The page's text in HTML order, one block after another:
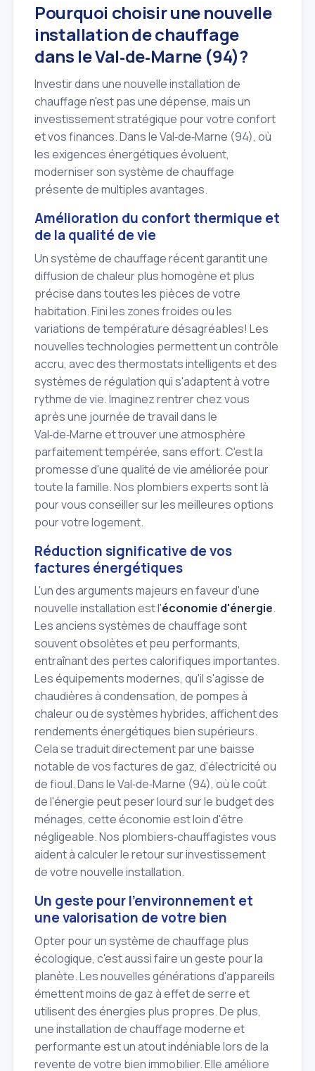
Pourquoi choisir une nouvelle
installation de chauffage
dans le Val‑de‑Marne (94)?
Investir dans une nouvelle installation de
chauffage n'est pas une dépense, mais un
investissement stratégique pour votre confort
et vos finances. Dans le Val‑de‑Marne (94), où
les exigences énergétiques évoluent,
moderniser son système de chauffage
présente de multiples avantages.
Amélioration du confort thermique et
de la qualité de vie
Un système de chauffage récent garantit une
diffusion de chaleur plus homogène et plus
précise dans toutes les pièces de votre
habitation. Fini les zones froides ou les
variations de température désagréables! Les
nouvelles technologies permettent un contrôle
accru, avec des thermostats intelligents et des
systèmes de régulation qui s'adaptent à votre
rythme de vie. Imaginez rentrer chez vous
après une journée de travail dans le
Val‑de‑Marne et trouver une atmosphère
parfaitement tempérée, sans effort. C'est la
promesse d'une qualité de vie améliorée pour
toute la famille. Nos plombiers experts sont là
pour vous conseiller sur les meilleures options
pour votre logement.
Réduction significative de vos
factures énergétiques
L'un des arguments majeurs en faveur d'une
nouvelle installation est l'économie d'énergie.
Les anciens systèmes de chauffage sont
souvent obsolètes et peu performants,
entraînant des pertes calorifiques importantes.
Les équipements modernes, qu'il s'agisse de
chaudières à condensation, de pompes à
chaleur ou de systèmes hybrides, affichent des
rendements énergétiques bien supérieurs.
Cela se traduit directement par une baisse
notable de vos factures de gaz, d'électricité ou
de fioul. Dans le Val‑de‑Marne (94), où le coût
de l'énergie peut peser lourd sur le budget des
ménages, cette économie est loin d'être
négligeable. Nos plombiers‑chauffagistes vous
aident à calculer le retour sur investissement
de votre nouvelle installation.
Un geste pour l'environnement et
une valorisation de votre bien
Opter pour un système de chauffage plus
écologique, c'est aussi faire un geste pour la
planète. Les nouvelles générations d'appareils
émettent moins de gaz à effet de serre et
utilisent des énergies plus propres. De plus,
une installation de chauffage moderne et
performante est un atout indéniable lors de la
revente de votre bien immobilier. Elle améliore